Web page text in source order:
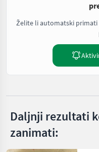
Želite li automatski
Daljnji rezultati
zanimati: